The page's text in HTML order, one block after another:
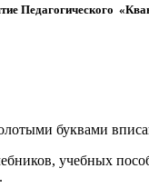
Педагогического
буквами
учебных